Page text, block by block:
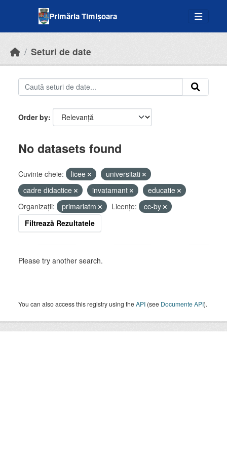
Primăria Timișoara
Seturi de date
Order by
No datasets found
Cuvinte cheie: licee
universitati
cadre didactice
invatamant
educatie
Organizații:
primariatm Licenţe:
cc-by
Filtrează Rezultatele
Please try another search.
You can also access this registry using theAPI (see Documente API).